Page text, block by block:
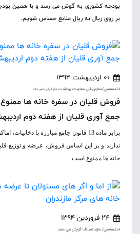
بودجه کشوری به گوش می رسد و با همین بودجه
بر روی ریال به ریال منابع حساس شویم.
01 اردیبهشت 1394
اختصاصي/معاون فني معاونت بهداشت مازندران خبر داد
فروش قلیان در سفره خانه ها
جمع آوری قلیان از هفته دوم
برابر ماده 13 قانون جامع مبارزه با
ندارند و بر این اساس فروش، عرضه و توزیع
خانه ها ممنوع است.
24 فروردین 1394
اختصاصي/ مازند اصناف گزارش مي دهد